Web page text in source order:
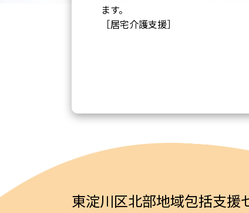
ます。
［居宅介護支援］
東淀川区北部地域包括支援